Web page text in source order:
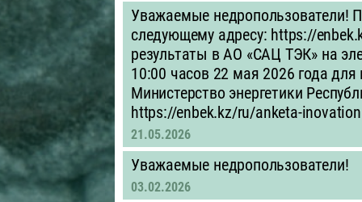
Уважаемые недропользователи!
следующему адресу: https://
результаты в АО «САЦ ТЭК» на
10:00 часов 22 мая 2026 года
Министерство энергетики
https://enbek.kz/ru/anketa-
21.05.2026
Уважаемые недропользователи!
03.02.2026